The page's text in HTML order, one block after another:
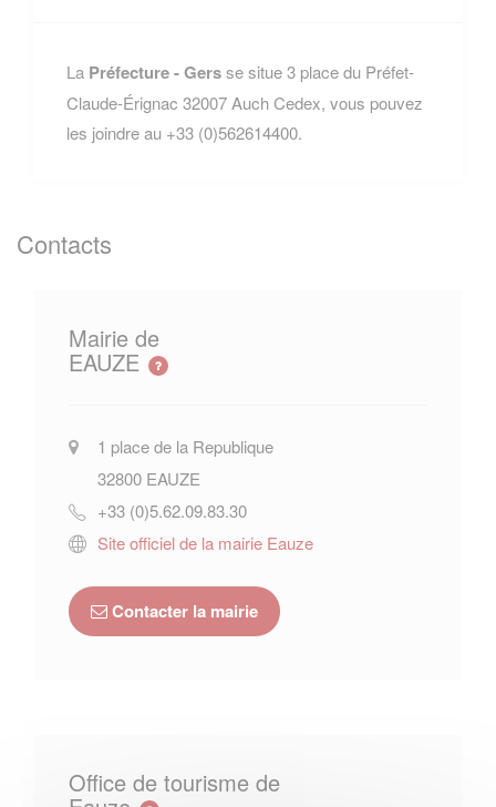
La Préfecture - Gersse situe 3 place du Préfet-
Claude-Érignac 32007 Auch Cedex, vous pouvez
les joindre au +33 (0)562614400.
Contacts
Mairie de
EAUZE
1 place de la Republique
32800 EAUZE
+33 (0)5.62.09.83.30
Site officiel de la mairie Eauze
Contacter la mairie
Office de tourisme de